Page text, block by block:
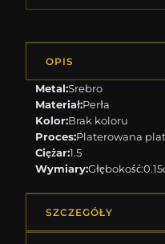
OPIS
Metal:Srebro
Materiał:Perła
Kolor:Brak koloru
Proces:Platerowana
Ciężar:1.5
Wymiary:
SZCZEGÓŁY